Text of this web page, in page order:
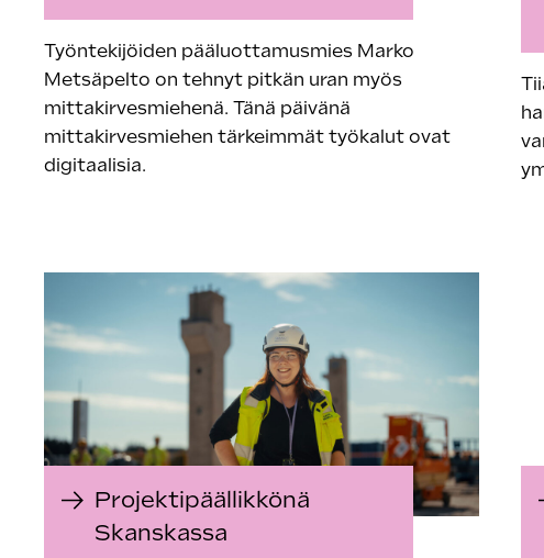
Työntekijöiden pääluottamusmies Marko
Metsäpelto on tehnyt pitkän uran myös
mittakirvesmiehenä. Tänä päivänä
mittakirvesmiehen tärkeimmät työkalut ovat
digitaalisia.
Projektipäällikkönä
Skanskassa